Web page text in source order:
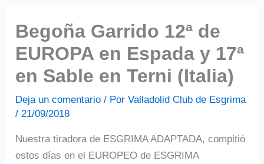
Begoña Garrido 12ª de
EUROPA en Espada y 17ª
en Sable en Terni (Italia)
Deja un comentario / PorValladolid Club de Esgrima
/ 21/09/2018
Nuestra tiradora de ESGRIMA ADAPTADA, compitió
estos días en el EUROPEO de ESGRIMA